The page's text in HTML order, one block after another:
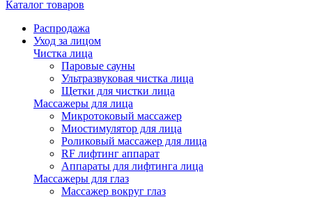
Каталог товаров
Распродажа
Уход за лицом
Чистка лица
Паровые сауны
Ультразвуковая чистка лица
Щетки для чистки лица
Массажеры для лица
Микротоковый массажер
Миостимулятор для лица
Роликовый массажер для лица
RF лифтинг аппарат
Аппараты для лифтинга лица
Массажеры для глаз
Массажер вокруг глаз